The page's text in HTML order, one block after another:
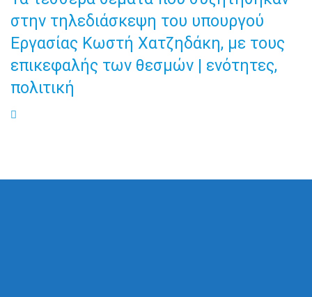
στην τηλεδιάσκεψη του υπουργού
Εργασίας Κωστή Χατζηδάκη, με τους
επικεφαλής των θεσμών | ενότητες,
πολιτική